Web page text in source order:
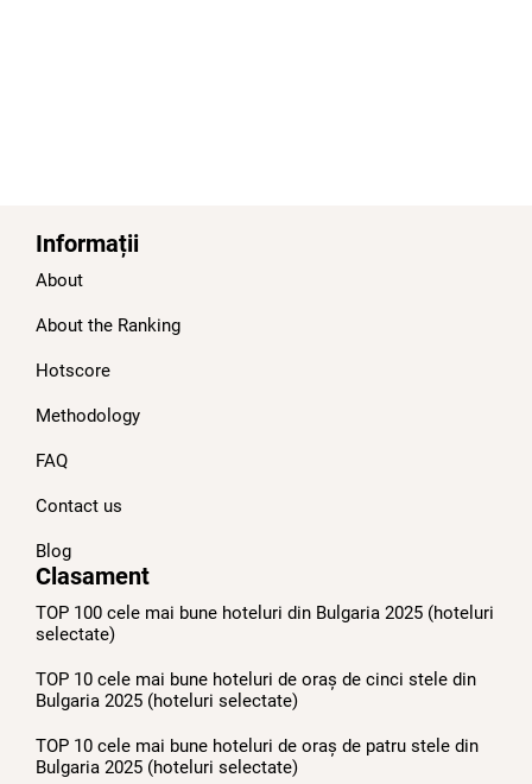
Informații
About
About the Ranking
Hotscore
Methodology
FAQ
Contact us
Blog
Clasament
TOP 100 cele mai bune hoteluri din Bulgaria 2025 (hoteluri
selectate)
TOP 10 cele mai bune hoteluri de oraș de cinci stele din
Bulgaria 2025 (hoteluri selectate)
TOP 10 cele mai bune hoteluri de oraș de patru stele din
Bulgaria 2025 (hoteluri selectate)